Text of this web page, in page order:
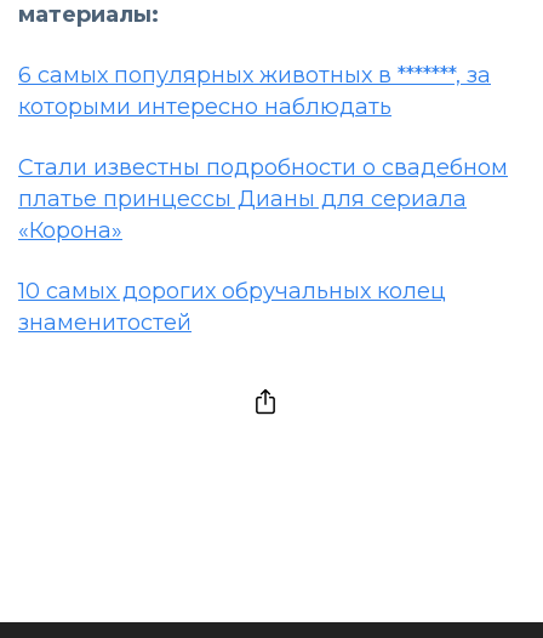
материалы:
6 самых популярных животных в *******, за
которыми интересно наблюдать
Стали известны подробности о свадебном
платье принцессы Дианы для сериала
«Корона»
10 самых дорогих обручальных колец
знаменитостей